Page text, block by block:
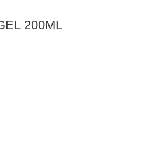
200ML